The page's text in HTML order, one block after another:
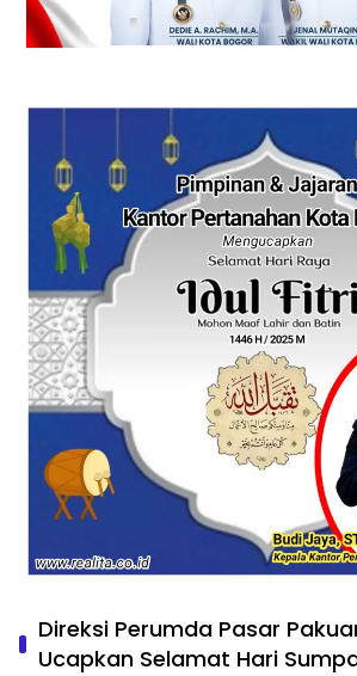
Direksi Perumda Pasar
Ucapkan Selamat Hari